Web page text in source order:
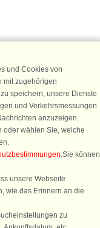
an
€ für Ihren nächsten
DanCenter Newsletter
Gewinnspiele und
und Cookies von
mit zugehörigen
speichern, unsere Dienste
und Verkehrsmessungen
anzuzeigen.
oder wählen Sie, welche
.Sie können
unsere Webseite
wie das Erinnern an die
zu